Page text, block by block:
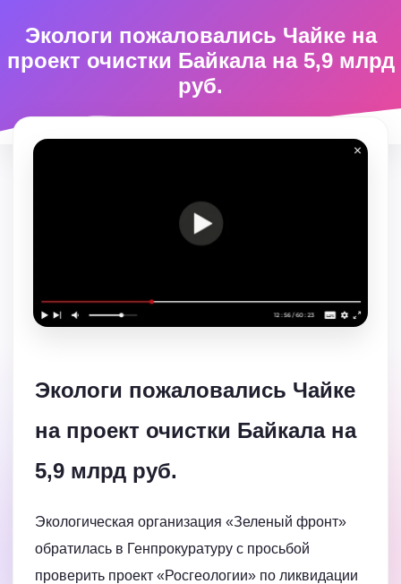
Экологи пожаловались Чайке на
проект очистки Байкала на 5,9 млрд
руб.
Экологи пожаловались Чайке
на проект очистки Байкала на
5,9 млрд руб.
Экологическая организация «Зеленый фронт»
обратилась в Генпрокуратуру с просьбой
проверить проект «Росгеологии» по ликвидации